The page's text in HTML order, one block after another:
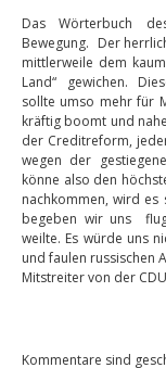
Das Wörterbuch
Bewegung. Der
mittlerweile dem
Land“ gewichen.
sollte umso mehr für
kräftig boomt und
der Creditreform,
wegen der
könne also den
nachkommen, wird
begeben wir uns
weilte. Es würde uns
und faulen russischen
Mitstreiter von der
Kommentare sind